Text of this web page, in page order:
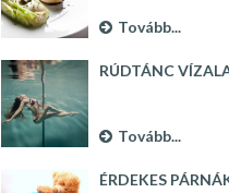
Tovább...
RÚDTÁNC
Tovább...
ÉRDEKES